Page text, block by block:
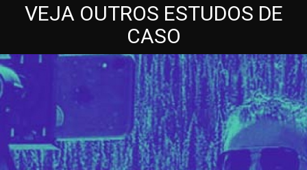
VEJA OUTROS ESTUDOS DE
CASO